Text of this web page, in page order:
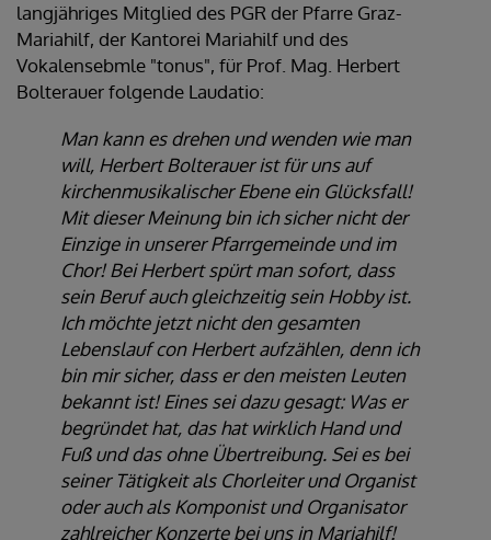
langjähriges Mitglied des PGR der Pfarre Graz-
Mariahilf, der Kantorei Mariahilf und des
Vokalensebmle "tonus", für Prof. Mag. Herbert
Bolterauer folgende Laudatio:
Man kann es drehen und wenden wie man
will, Herbert Bolterauer ist für uns auf
kirchenmusikalischer Ebene ein Glücksfall!
Mit dieser Meinung bin ich sicher nicht der
Einzige in unserer Pfarrgemeinde und im
Chor! Bei Herbert spürt man sofort, dass
sein Beruf auch gleichzeitig sein Hobby ist.
Ich möchte jetzt nicht den gesamten
Lebenslauf con Herbert aufzählen, denn ich
bin mir sicher, dass er den meisten Leuten
bekannt ist! Eines sei dazu gesagt: Was er
begründet hat, das hat wirklich Hand und
Fuß und das ohne Übertreibung. Sei es bei
seiner Tätigkeit als Chorleiter und Organist
oder auch als Komponist und Organisator
zahlreicher Konzerte bei uns in Mariahilf!